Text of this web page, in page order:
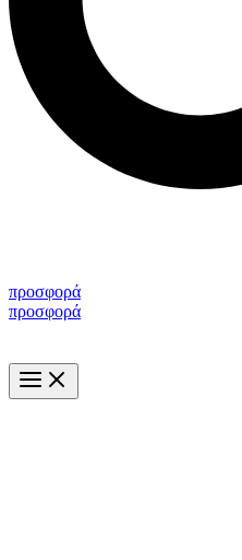
προσφορά
προσφορά